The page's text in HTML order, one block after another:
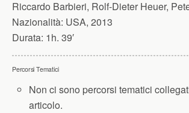
Riccardo Barbieri, Rolf-Dieter Heuer,
Nazionalità: USA, 2013
Durata: 1h. 39′
Percorsi Tematici
Non ci sono percorsi tematici
articolo.